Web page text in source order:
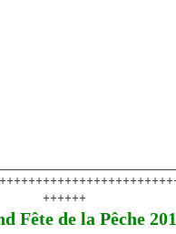
++++++
Fête de la Pêche